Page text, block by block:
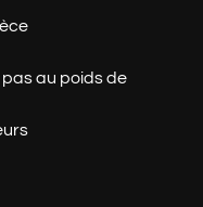
au poids de